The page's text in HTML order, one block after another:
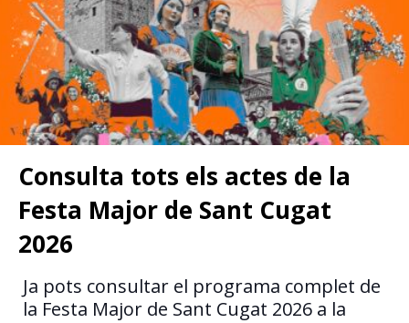
Consulta tots els actes de la
Festa Major de Sant Cugat
2026
Ja pots consultar el programa complet de
la Festa Major de Sant Cugat 2026 a la